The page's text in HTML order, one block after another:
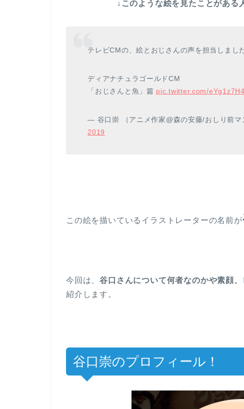
↓このような絵を見たことがある
テレビCMの、絵とおじさんの声を担当しまし
ディアナチュラゴールドCM
「おじさんと魚」篇 pic.twitter.com/
— 谷口崇 （アニメ作家@森の安藤/おしり前
2019
この絵を描いているイラストレーターの名前が
今回は、谷口さんについて何者なのかや素顔
紹介します。
谷口崇のプロフィール！